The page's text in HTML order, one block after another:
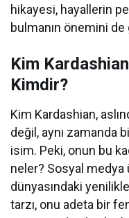
hikayesi, hayallerin
bulmanın önemini
Kim
Kimdir?
Kim Kardashian,
değil, aynı zamanda
isim. Peki, onun bu
neler? Sosyal
dünyasındaki
tarzı, onu adeta bir